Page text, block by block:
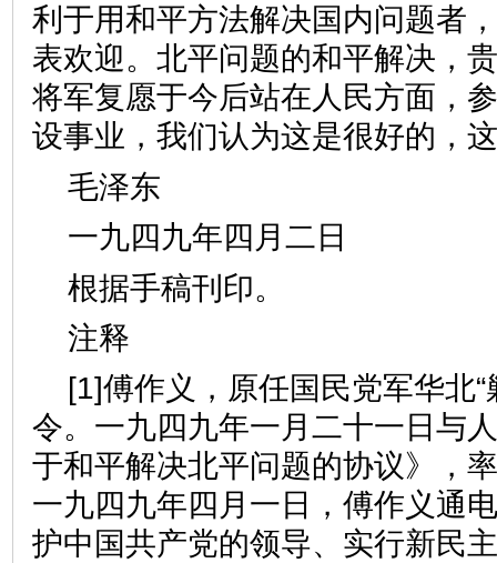
利于用和平方法解决国内问题者
表欢迎。北平问题的和平解决，
将军复愿于今后站在人民方面，
设事业，我们认为这是很好的，
毛泽东
一九四九年四月二日
根据手稿刊印。
注释
[1]傅作义，原任国民党军华北“
令。一九四九年一月二十一日与
于和平解决北平问题的协议》，
一九四九年四月一日，傅作义通
护中国共产党的领导、实行新民